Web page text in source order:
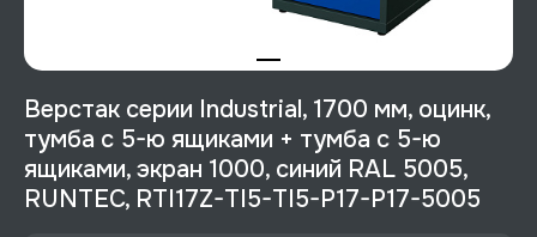
Верстак серии Industrial, 1700 мм, оцинк,
тумба с 5-ю ящиками + тумба с 5-ю
ящиками, экран 1000, синий RAL 5005,
RUNTEC, RTI17Z-TI5-TI5-P17-P17-5005